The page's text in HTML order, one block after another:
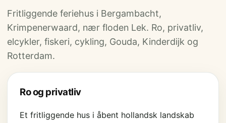
Fritliggende feriehus i Bergambacht,
Krimpenerwaard, nær floden Lek. Ro, privatliv,
elcykler, fiskeri, cykling, Gouda, Kinderdijk og
Rotterdam.
Ro og privatliv
Et fritliggende hus i åbent hollandsk landskab